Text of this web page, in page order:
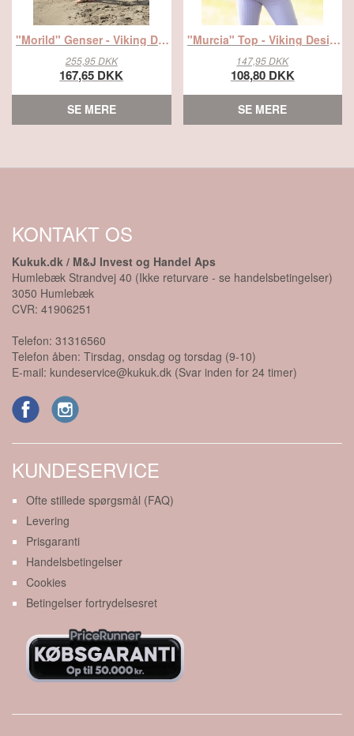
"Morild" Genser - Viking Design 1916-5 Kit - 2 - 14 år - Viking Bjørk, fra Viking
255,95 DKK
167,65 DKK
SE MERE
"Murcia" Top - Viking Design 2325-3A Kit - 2-12 År - Viking Bjørk, fra Viking
147,95 DKK
108,80 DKK
SE MERE
KONTAKT OS
Kukuk.dk / M&J Invest og Handel Aps
Humlebæk Strandvej 40 (Ikke returvare - se handelsbetingelser)
3050 Humlebæk
CVR: 41906251
Telefon: 31316560
Telefon åben: Tirsdag, onsdag og torsdag (9-10)
E-mail: kundeservice@kukuk.dk (Svar inden for 24 timer)
KUNDESERVICE
Ofte stillede spørgsmål (FAQ)
Levering
Prisgaranti
Handelsbetingelser
Cookies
Betingelser fortrydelsesret